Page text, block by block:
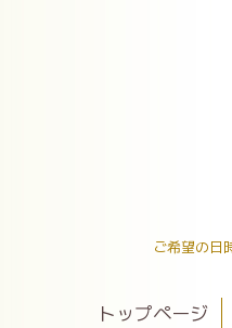
ご希望の日
トップページ